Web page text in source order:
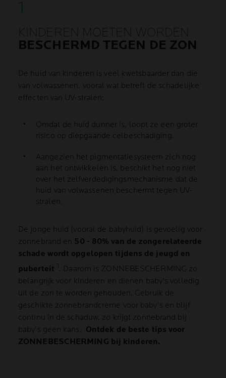
KINDEREN MOETEN WORDEN
BESCHERMD TEGEN DE ZON
De huid van kinderen is veel kwetsbaarder dan die
van volwassenen, vooral wat betreft de schadelijke
effecten van UV-stralen:
Omdat de huid dunner is, loopt ze een groter
risico op diepgaande celbeschadiging.
Aangezien het pigmentatiesysteem zich nog
aan het ontwikkelen is, beschikt het nog niet
over het zelfverdedigingsmechanisme dat de
huid van volwassenen beschermt tegen UV-
stralen.
De jonge huid (vooral de babyhuid) is gevoelig voor
zonnebrand en 50 - 80% van de zongerelateerde
schade wordt opgelopen tijdens de jeugd en
puberteit
. Daarom is ZONNEBESCHERMING zo
belangrijk voor kinderen en dienen baby's volledig
uit de zon te worden gehouden. Gebruik de
geschikte zonnebrandcrème voor baby's en blijf
continu in de schaduw, zo krijgt zonnebrand bij
baby's geen kans. Ontdek de beste tips voor
ZONNEBESCHERMING bij kinderen .